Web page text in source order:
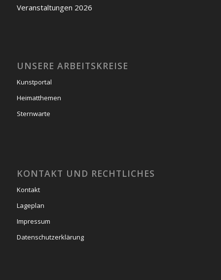
Veranstaltungen 2026
UNSERE ARBEITSKREISE
Kunstportal
Heimatthemen
Sternwarte
KONTAKT UND RECHTLICHES
Kontakt
Lageplan
Impressum
Datenschutzerklärung